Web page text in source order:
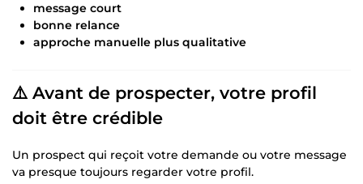
message court
bonne relance
approche manuelle plus qualitative
⚠️ Avant de prospecter, votre profil
doit être crédible
Un prospect qui reçoit votre demande ou votre message
va presque toujours regarder votre profil.